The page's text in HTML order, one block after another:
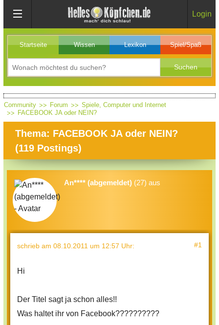
Login
Startseite Wissen Lexikon Spiel/Spaß
Community Forum
Spiele, Computer und Internet
FACEBOOK JA oder NEIN?
Thema: FACEBOOK JA oder NEIN?
(119 Postings)
An**** (abgemeldet) (27) aus
schrieb am 08.10.2011 um 12:57 Uhr: #1
Hi
Der Titel sagt ja schon alles!!
Was haltet ihr von Facebook??????????